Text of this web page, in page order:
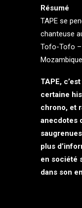
Résumé
TAPE se
chanteuse
Tofo-Tofo –
TAPE,
certaine
chrono, et
anecdotes
plus
en société
dans son